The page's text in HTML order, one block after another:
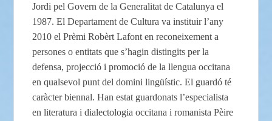
Jordi pel Govern de la Generalitat de Catalunya el
1987. El Departament de Cultura va instituir l’any
2010 el Prèmi Robèrt Lafont en reconeixement a
persones o entitats que s’hagin distingits per la
defensa, projecció i promoció de la llengua occitana
en qualsevol punt del domini lingüístic. El guardó té
caràcter biennal. Han estat guardonats l’especialista
en literatura i dialectologia occitana i romanista Pèire